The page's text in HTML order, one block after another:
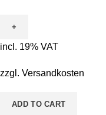
Ausmalen
-
Froschkönig
quantity
incl. 19% VAT
zzgl. Versandkosten
ADD TO CART